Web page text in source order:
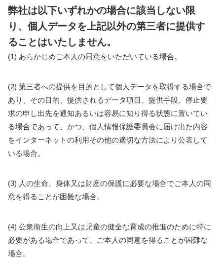
弊社は以下いずれかの場合に該当しない限
り、個人データを上記以外の第三者に提供す
ることはいたしません。
(1) あらかじめご本人の同意をいただいている場合。
(2) 第三者への提供を目的として個人データを取得する場合で
あり、その目的、提供されるデータ項目、提供手段、停止要
求の申し出先を通知あるいは容易に知り得る状態に置いてい
る場合であって、かつ、個人情報保護委員会に届け出た内容
をインターネットの利用その他の適切な方法により公表して
いる場合。
(3) 人の生命、身体又は財産の保護に必要な場合でご本人の同
意を得ることが困難な場合。
(4) 公衆衛生の向上又は児童の健全な育成の推進のために特に
必要がある場合であって、ご本人の同意を得ることが困難な
場合。